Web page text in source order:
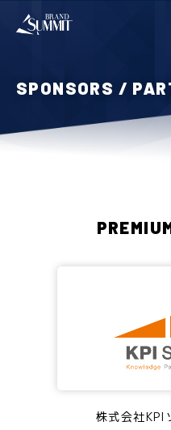
SPONSORS /
株式会社KPI